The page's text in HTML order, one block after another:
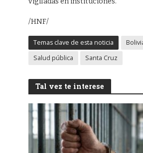
/HNF/
Temas clave de esta noticia
Salud pública
Santa Cruz
Tal vez te interese